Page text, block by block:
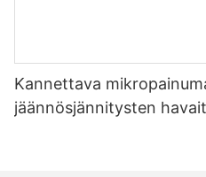
Kannettava
jäännösjännitysten